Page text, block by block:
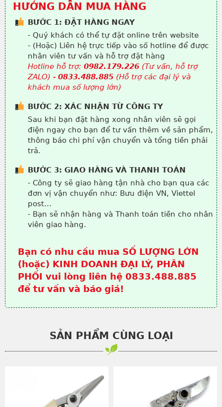
HƯỚNG DẪN MUA HÀNG
BƯỚC 1: ĐẶT HÀNG NGAY
- Quý khách có thể tự đặt online trên website
- (Hoặc) Liên hệ trực tiếp vào số hotline để được
nhân viên tư vấn và hỗ trợ đặt hàng
Hotline hỗ trợ: 0982.179.226 (Tư vấn, hỗ trợ
ZALO) - 0833.488.885 (Hỗ trợ các đại lý và
khách mua số lượng lớn)
BƯỚC 2: XÁC NHẬN TỪ CÔNG TY
Sau khi bạn đặt hàng xong nhân viên sẽ gọi
điện ngay cho bạn để tư vấn thêm về sản phẩm,
thông báo chi phí vận chuyển và tổng tiền phải
trả.
BƯỚC 3: GIAO HÀNG VÀ THANH TOÁN
- Công ty sẽ giao hàng tận nhà cho bạn qua các
đơn vị vận chuyển như: Bưu điện VN, Viettel
post…
- Bạn sẽ nhận hàng và Thanh toán tiền cho nhân
viên giao hàng.
Bạn có nhu cầu mua SỐ LƯỢNG LỚN
(hoặc) KINH DOANH ĐẠI LÝ, PHÂN
PHỐI vui lòng liên hệ 0833.488.885
để tư vấn và báo giá!
SẢN PHẨM CÙNG LOẠI